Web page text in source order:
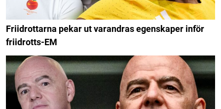
Friidrottarna pekar ut varandras egenskaper inför
friidrotts-EM